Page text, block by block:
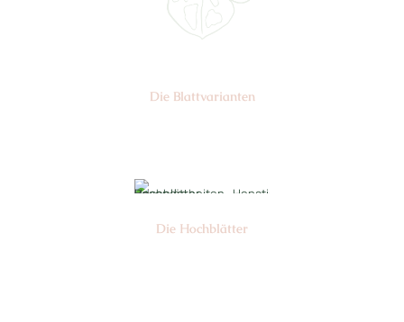
Die Blattvarianten
Die Hochblätter